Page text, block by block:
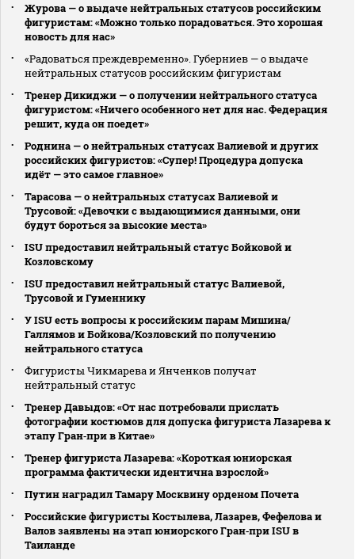
Журова — о выдаче нейтральных статусов российским
фигуристам: «Можно только порадоваться. Это хорошая
новость для нас»
«Радоваться преждевременно». Губерниев — о выдаче
нейтральных статусов российским фигуристам
Тренер Дикиджи — о получении нейтрального статуса
фигуристом: «Ничего особенного нет для нас. Федерация
решит, куда он поедет»
Роднина — о нейтральных статусах Валиевой и других
российских фигуристов: «Супер! Процедура допуска
идёт — это самое главное»
Тарасова — о нейтральных статусах Валиевой и
Трусовой: «Девочки с выдающимися данными, они
будут бороться за высокие места»
ISU предоставил нейтральный статус Бойковой и
Козловскому
ISU предоставил нейтральный статус Валиевой,
Трусовой и Гуменнику
У ISU есть вопросы к российским парам Мишина/
Галлямов и Бойкова/Козловский по получению
нейтрального статуса
Фигуристы Чикмарева и Янченков получат
нейтральный статус
Тренер Давыдов: «От нас потребовали прислать
фотографии костюмов для допуска фигуриста Лазарева к
этапу Гран‑при в Китае»
Тренер фигуриста Лазарева: «Короткая юниорская
программа фактически идентична взрослой»
Путин наградил Тамару Москвину орденом Почета
Российские фигуристы Костылева, Лазарев, Фефелова и
Валов заявлены на этап юниорского Гран‑при ISU в
Таиланде